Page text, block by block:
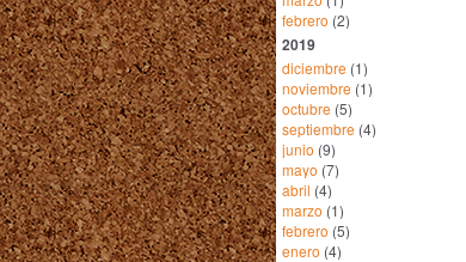
febrero (2)
2019
diciembre (1)
noviembre (1)
octubre (5)
septiembre (4)
junio (9)
mayo (7)
abril (4)
marzo (1)
febrero (5)
enero (4)